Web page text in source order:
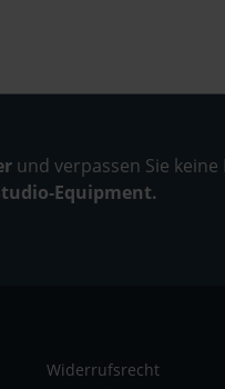
und verpassen Sie
Equipment.
Widerrufsrecht